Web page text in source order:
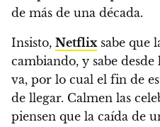
de más de una década.
Insisto, Netflixsabe que
cambiando, y sabe
va, por lo cual el fin de
de llegar. Calmen las
piensen que la caída de